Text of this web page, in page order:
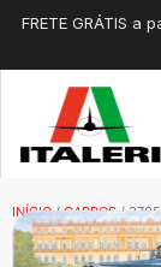
FRETE GRÁTIS a
INÍCIO/CARROS/ 3705